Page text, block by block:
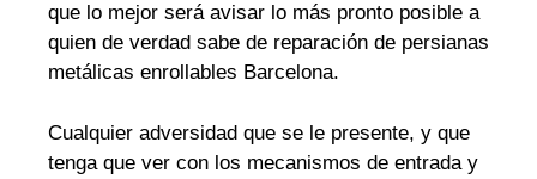
que lo mejor será avisar lo más pronto posible a
quien de verdad sabe de reparación de persianas
metálicas enrollables Barcelona.
Cualquier adversidad que se le presente, y que
tenga que ver con los mecanismos de entrada y